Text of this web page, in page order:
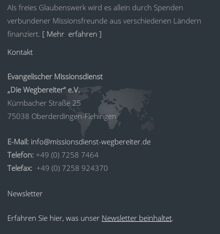
Als freies Glaubenswerk wird es allein durch Spenden
verbundener Missionsfreunde aus verschiedenen Ländern
finanziert. [ Mehr erfahren ]
Kontakt
Evangelischer Missionsdienst
„Die Wegbereiter“ e.V.
Kürnbacher Straße 25
75038 Oberderdingen-Flehingen
E-Mail: info@missionsdienst-wegbereiter.de
Telefon: +49 (0) 7258 7464
Telefax: +49 (0) 7258 924370
Newsletter
Erfahren Sie hier, was unser Newsletter beinhaltet.